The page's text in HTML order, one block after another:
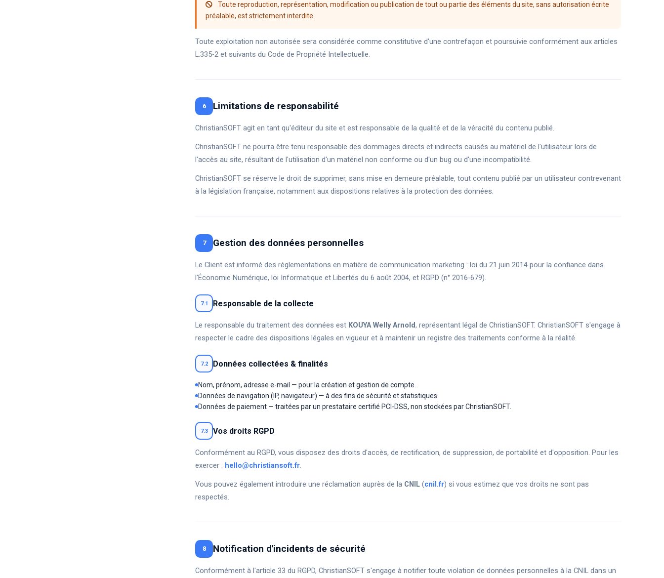
Toute reproduction, représentation, modification ou publication de tout ou partie des éléments du site, sans autorisation écrite
préalable, est strictement interdite.
Toute exploitation non autorisée sera considérée comme constitutive d'une contrefaçon et poursuivie conformément aux articles
L.335-2 et suivants du Code de Propriété Intellectuelle.
6 Limitations de responsabilité
ChristianSOFT agit en tant qu'éditeur du site et est responsable de la qualité et de la véracité du contenu publié.
ChristianSOFT ne pourra être tenu responsable des dommages directs et indirects causés au matériel de l'utilisateur lors de
l'accès au site, résultant de l'utilisation d'un matériel non conforme ou d'un bug ou d'une incompatibilité.
ChristianSOFT se réserve le droit de supprimer, sans mise en demeure préalable, tout contenu publié par un utilisateur contrevenant
à la législation française, notamment aux dispositions relatives à la protection des données.
7 Gestion des données personnelles
Le Client est informé des réglementations en matière de communication marketing : loi du 21 juin 2014 pour la confiance dans
l'Économie Numérique, loi Informatique et Libertés du 6 août 2004, et RGPD (n° 2016-679).
7.1 Responsable de la collecte
Le responsable du traitement des données est KOUYA Welly Arnold, représentant légal de ChristianSOFT. ChristianSOFT s'engage à
respecter le cadre des dispositions légales en vigueur et à maintenir un registre des traitements conforme à la réalité.
7.2 Données collectées & finalités
Nom, prénom, adresse e-mail — pour la création et gestion de compte.
Données de navigation (IP, navigateur) — à des fins de sécurité et statistiques.
Données de paiement — traitées par un prestataire certifié PCI-DSS, non stockées par ChristianSOFT.
7.3 Vos droits RGPD
Conformément au RGPD, vous disposez des droits d'accès, de rectification, de suppression, de portabilité et d'opposition. Pour les
exercer : hello@christiansoft.fr.
Vous pouvez également introduire une réclamation auprès de la CNIL (cnil.fr) si vous estimez que vos droits ne sont pas
respectés.
8 Notification d'incidents de sécurité
Conformément à l'article 33 du RGPD, ChristianSOFT s'engage à notifier toute violation de données personnelles à la CNIL dans un